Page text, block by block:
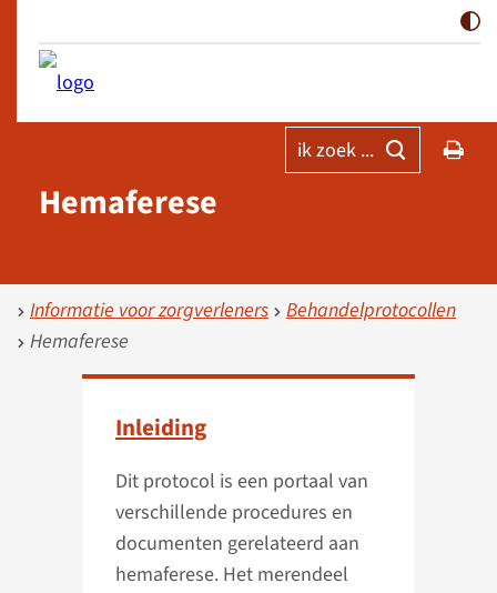
ik zoek ...
Hemaferese
Informatie voor zorgverleners
Behandelprotocollen
Hemaferese
Inleiding
Dit protocol is een portaal van
verschillende procedures en
documenten gerelateerd aan
hemaferese. Het merendeel